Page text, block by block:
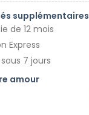
supplémentaires
de 12 mois
Express
7 jours
amour